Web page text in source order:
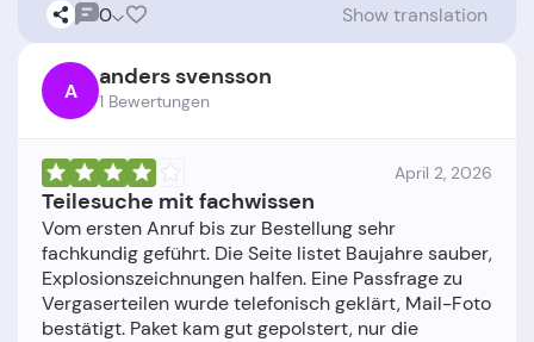
0 Show translation
A anders svensson
1 Bewertungen
April 2, 2026
Teilesuche mit fachwissen
Vom ersten Anruf bis zur Bestellung sehr
fachkundig geführt. Die Seite listet Baujahre sauber,
Explosionszeichnungen halfen. Eine Passfrage zu
Vergaserteilen wurde telefonisch geklärt, Mail-Foto
bestätigt. Paket kam gut gepolstert, nur die